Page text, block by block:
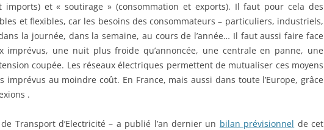
imports) et « soutirage » (consommation et exports). Il faut pour cela des
et flexibles, car les besoins des consommateurs – particuliers, industriels,
la journée, dans la semaine, au cours de l’année… Il faut aussi faire face
imprévus, une nuit plus froide qu’annoncée, une centrale en panne, une
coupée. Les réseaux électriques permettent de mutualiser ces moyens
imprévus au moindre coût. En France, mais aussi dans toute l’Europe, grâce
.
de Transport d’Electricité – a publié l’an dernier un bilan prévisionnel de cet